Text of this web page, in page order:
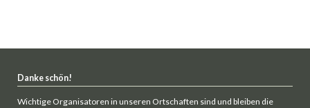
Danke schön!
Wichtige Organisatoren in unseren Ortschaften sind und bleiben die